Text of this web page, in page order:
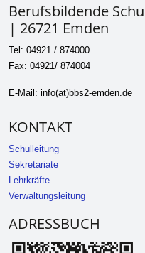
Berufsbildende
| 26721 Emden
Tel: 04921 / 874000
Fax: 04921/ 874004
E-Mail: info(at)bbs2-emden.de
KONTAKT
Schulleitung
Sekretariate
Lehrkräfte
Verwaltungsleitung
ADRESSBUCH